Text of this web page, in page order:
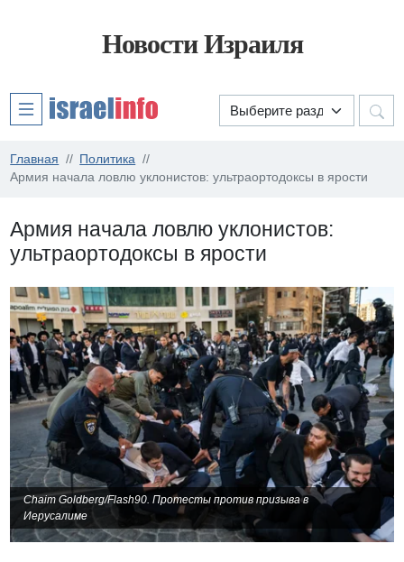
Новости Израиля
Главная
Политика
Армия начала ловлю уклонистов: ультраортодоксы в ярости
Армия начала ловлю уклонистов:
ультраортодоксы в ярости
Chaim Goldberg/Flash90. Протесты против призыва в
Иерусалиме